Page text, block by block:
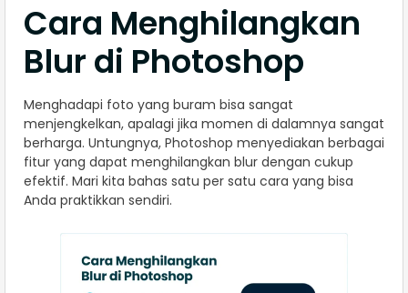
Cara Menghilangkan
Blur di Photoshop
Menghadapi foto yang buram bisa sangat
menjengkelkan, apalagi jika momen di dalamnya sangat
berharga. Untungnya, Photoshop menyediakan berbagai
fitur yang dapat menghilangkan blur dengan cukup
efektif. Mari kita bahas satu per satu cara yang bisa
Anda praktikkan sendiri.